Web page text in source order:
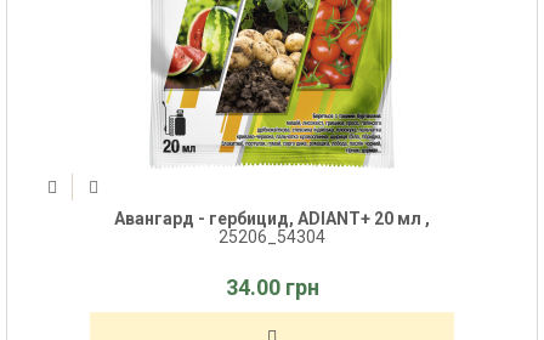
Авангард - гербицид, ADIANT+ 20 мл ,
25206_54304
34.00 грн